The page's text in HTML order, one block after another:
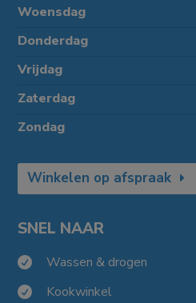
Woensdag
Donderdag
Vrijdag
Zaterdag
Zondag
Winkelen op afspraak
SNEL NAAR
 Wassen & drogen
 Kookwinkel